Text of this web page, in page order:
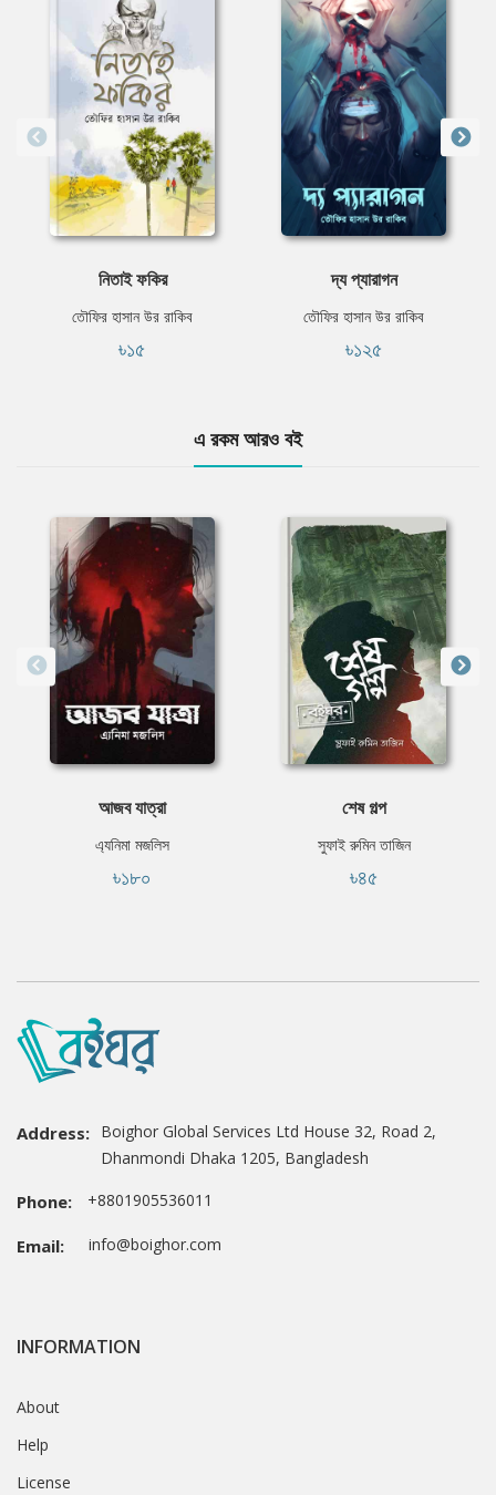
নিতাই ফকির
তৌফির হাসান উর রাকিব
৳১৫
দ্য প্যারাগন
তৌফির হাসান উর রাকিব
৳১২৫
এ রকম আরও বই
আজব যাত্রা
এ্যনিমা মজলিস
৳১৮০
শেষ গল্প
সুফাই রুমিন তাজিন
৳৪৫
Address: Boighor Global Services Ltd House 32, Road 2,
Dhanmondi Dhaka 1205, Bangladesh
Phone: +8801905536011
Email: info@boighor.com
INFORMATION
About
Help
License